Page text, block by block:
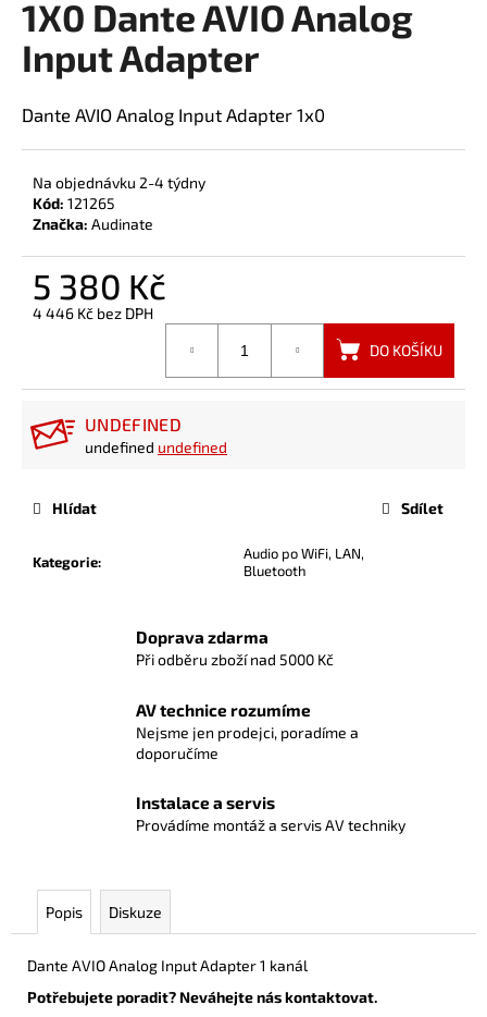
1X0 Dante AVIO Analog
Input Adapter
Dante AVIO Analog Input Adapter 1x0
Na objednávku 2-4 týdny
Kód: 121265
Značka: Audinate
5 380 Kč
4 446 Kč bez DPH
DO KOŠÍKU
UNDEFINED
undefined undefined
Kategorie:
Audio po WiFi, LAN,
Bluetooth
Hlídat Sdílet
Doprava zdarma
Při odběru zboží nad 5000 Kč
AV technice rozumíme
Nejsme jen prodejci, poradíme a
doporučíme
Instalace a servis
Provádíme montáž a servis AV techniky
Popis Diskuze
Dante AVIO Analog Input Adapter 1 kanál
Potřebujete poradit? Neváhejte nás kontaktovat.
a
j
t
?
HLEDAT